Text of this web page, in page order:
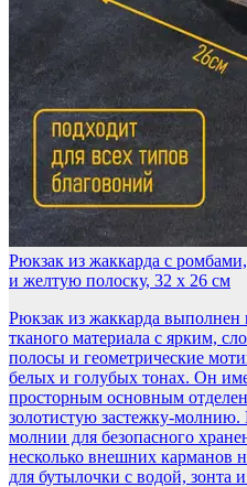
Рюкзак из жаккарда с
и желтую полоску, 32 x 26 см
Рюкзак из жаккарда выполнен
тканого материала с ярким,
полосы и геометрические
белых и голубых тонах. Он
просторным основным
золотистую застежку-молнию.
молнии для безопасного
несколько внешних карманов
для бутылочки с водой, зонта